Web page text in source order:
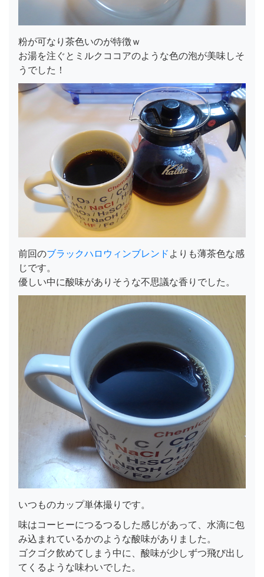
粉が可なり茶色いのが特徴ｗ
お湯を注ぐとミルクココアのような色の泡が美味しそ
うでした！
前回のブラックハロウィンブレンド よりも薄茶色な感
じです。
優しい中に酸味がありそうな不思議な香りでした。
いつものカップ単体撮りです。
味はコーヒーにつるつるした感じがあって、水滴に包
み込まれているかのような酸味がありました。
ゴクゴク飲めてしまう中に、酸味が少しずつ飛び出し
てくるような味わいでした。